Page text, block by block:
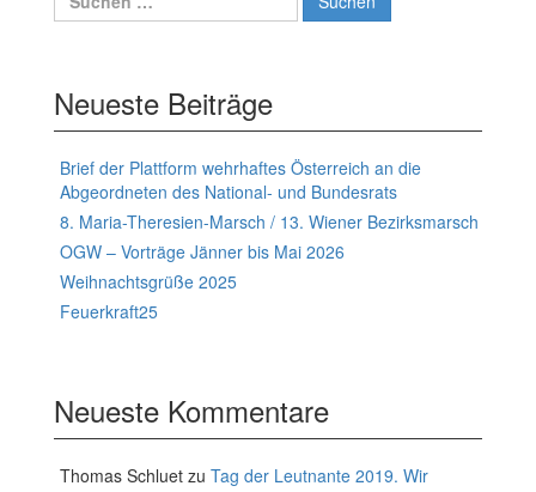
nach:
Neueste Beiträge
Brief der Plattform wehrhaftes Österreich an die
Abgeordneten des National- und Bundesrats
8. Maria-Theresien-Marsch / 13. Wiener Bezirksmarsch
OGW – Vorträge Jänner bis Mai 2026
Weihnachtsgrüße 2025
Feuerkraft25
Neueste Kommentare
Thomas Schluet zu Tag der Leutnante 2019. Wir